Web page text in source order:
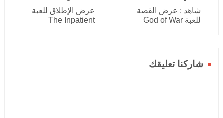
شاهد : عرض القصة
للعبة God of War
عرض الإطلاق للعبة
The Inpatient
شاركنا تعليقك